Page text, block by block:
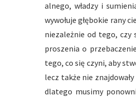
alnego, władzy i
wywołuje głębokie rany
niezależnie od tego, czy
proszenia o
tego, co się czyni, aby
lecz także nie
dlatego musimy